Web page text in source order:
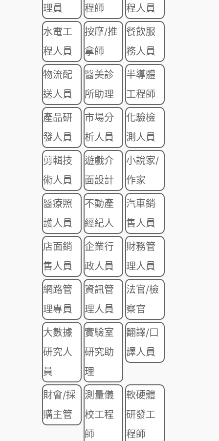
理員
程師
程人員
水電工
程人員
按摩/推
拿師
餐飲服
務人員
物流配
送人員
醫美診
所助理
半導體
工程師
產品研
發人員
市場分
析人員
化驗檢
測人員
剪輯技
術人員
遊戲介
面設計
小說家/
作家
醫療照
護人員
不動產
經紀人
汽車銷
售人員
店面銷
售人員
企業行
政人員
財務管
理人員
網路管
理專員
資訊管
理人員
法官/檢
察官
大數據
研究人
員
實驗室
研究助
理
翻譯/口
譯人員
財會/採
購主管
測量儀
校工程
師
軟硬體
研發工
程師